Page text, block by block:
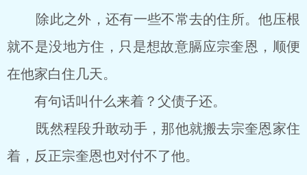
除此之外，还有一些不常去的住所。他压根
就不是没地方住，只是想故意膈应宗奎恩，顺便
在他家白住几天。
有句话叫什么来着？父债子还。
既然程段升敢动手，那他就搬去宗奎恩家住
着，反正宗奎恩也对付不了他。